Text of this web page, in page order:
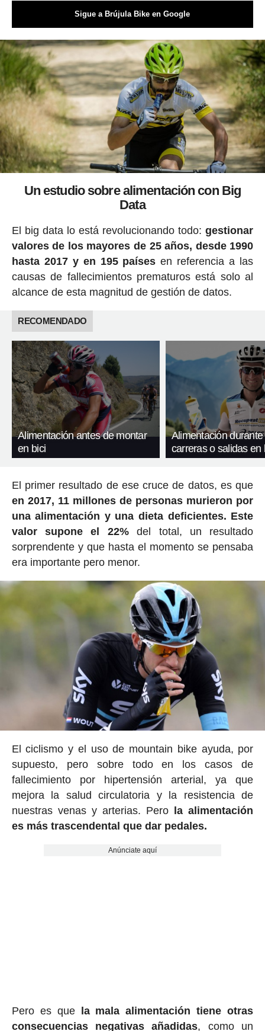
Sigue a Brújula Bike en Google
Un estudio sobre alimentación con Big
Data
El big data lo está revolucionando todo:gestionar
valores de los mayores de 25 años, desde 1990
hasta 2017 y en 195 países en referencia a las
causas de fallecimientos prematuros está solo al
alcance de esta magnitud de gestión de datos.
RECOMENDADO
Alimentación antes de montar
en bici
Alimentación durante
carreras o salidas en
El primer resultado de ese cruce de datos, es que
en 2017, 11 millones de personas murieron por
una alimentación y una dieta deficientes. Este
valor supone el 22%del total, un resultado
sorprendente y que hasta el momento se pensaba
era importante pero menor.
El ciclismo y el uso de mountain bike ayuda, por
supuesto, pero sobre todo en los casos de
fallecimiento por hipertensión arterial, ya que
mejora la salud circulatoria y la resistencia de
nuestras venas y arterias. Pero la alimentación
es más trascendental que dar pedales.
Anúnciate aquí
Pero es que la mala alimentación tiene otras
consecuencias negativas añadidas, como un